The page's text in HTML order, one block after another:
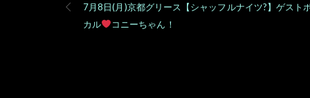
7月8日(月)京都グリース【シャッフルナイツ?】ゲスト
カル
コニーちゃん！